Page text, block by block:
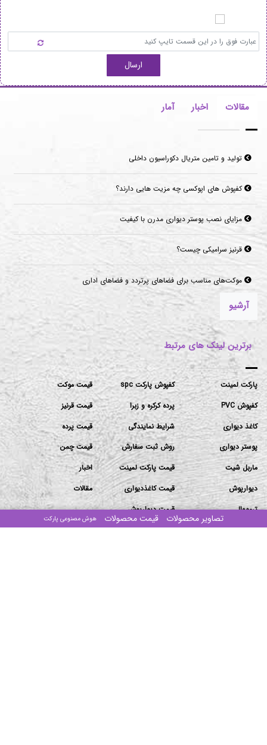
ارسال
مقالات اخبار آمار
تولید و تامین متریال دکوراسیون داخلی
کفپوش های اپوکسی چه مزیت هایی دارند؟
مزایای نصب پوستر دیواری مدرن با کیفیت
قرنیز سرامیکی چیست؟
موکت‌های مناسب برای فضاهای پرتردد و فضاهای اداری
آرشیو
برترین لینک های مرتبط
پارکت لمینت
کفپوش PVC
کاغذ دیواری
پوستر دیواری
ماربل شیت
دیوارپوش
ترمووال
کفپوش پارکت spc
پرده کرکره و زبرا
شرایط نمایندگی
روش ثبت سفارش
قیمت پارکت لمینت
قیمت کاغذدیواری
قیمت دیوارپوش
قیمت موکت
قیمت قرنیز
قیمت پرده
قیمت چمن
اخبار
مقالات
تصاویر محصولات قیمت محصولات هوش مصنوعی پارکت